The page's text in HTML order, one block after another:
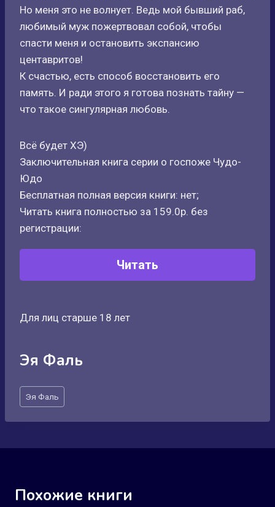
Но меня это не волнует. Ведь мой бывший раб,
любимый муж пожертвовал собой, чтобы
спасти меня и остановить экспансию
центавритов!
К счастью, есть способ восстановить его
память. И ради этого я готова познать тайну —
что такое сингулярная любовь.
Всё будет ХЭ)
Заключительная книга серии о госпоже Чудо-
Юдо
Бесплатная полная версия книги: нет;
Читать книга полностью за 159.0р. без
регистрации:
Читать
Для лиц старше 18 лет
Эя Фаль
Метки
записи:
Эя Фаль
Похожие книги